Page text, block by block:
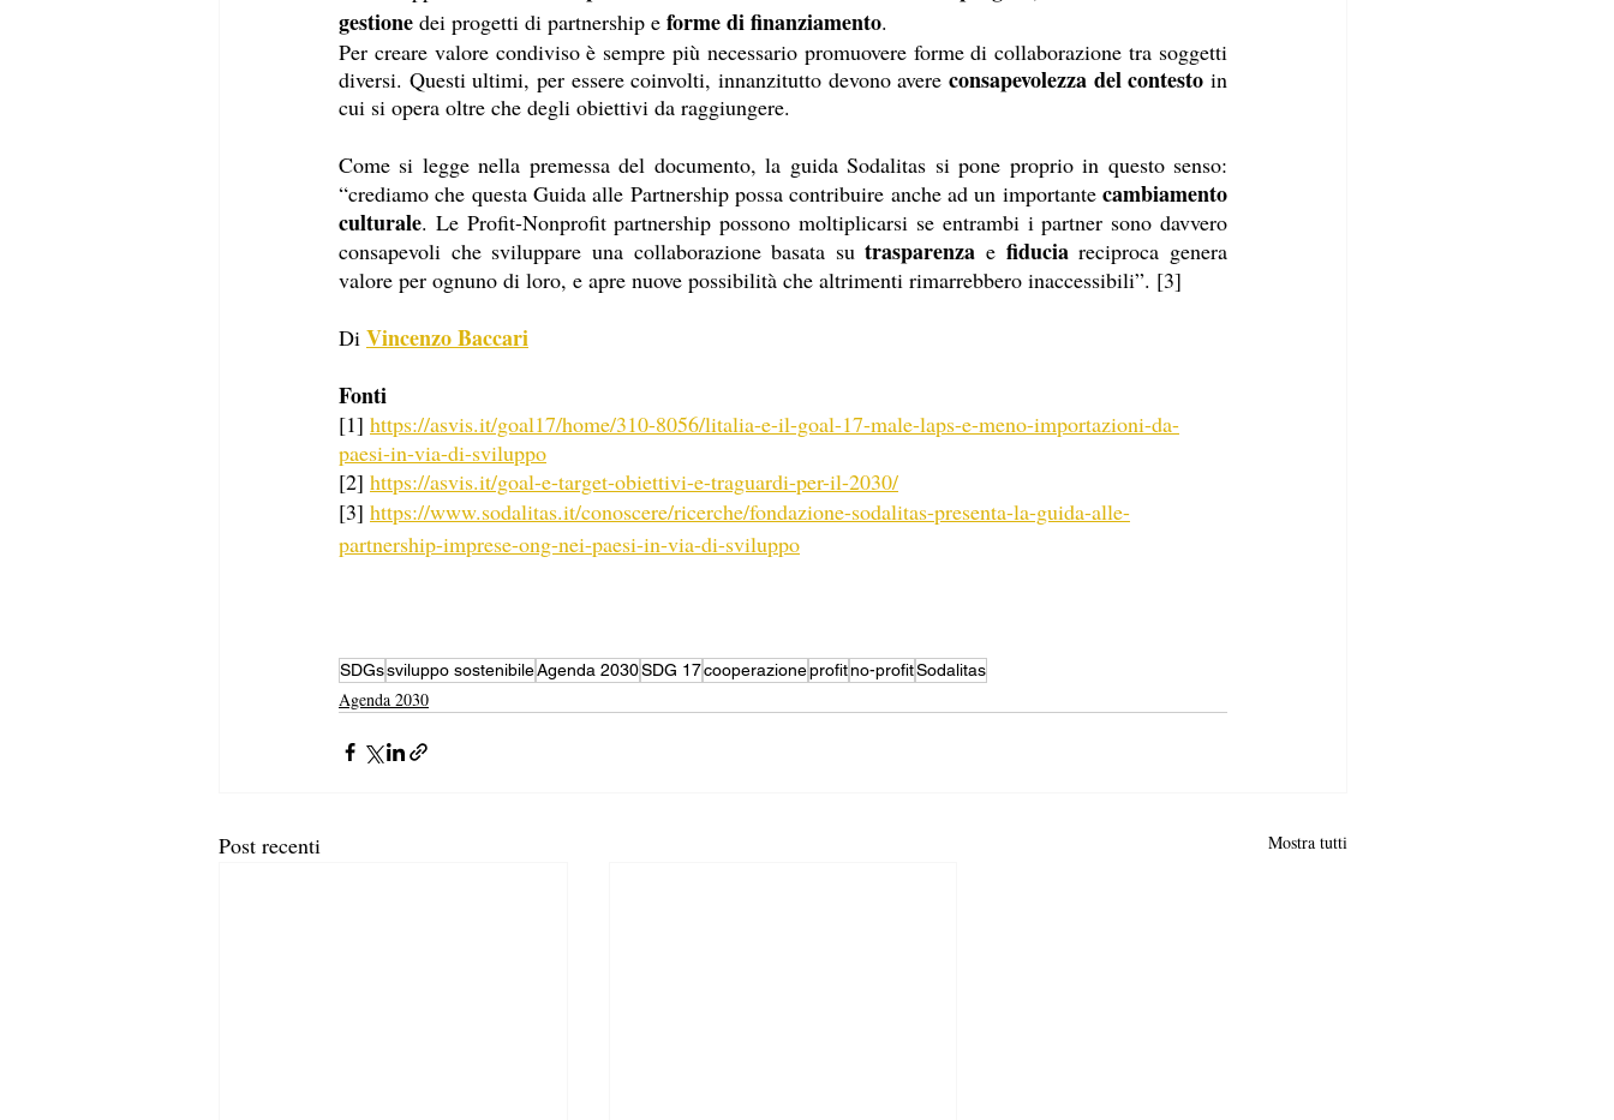
gestione dei progetti di partnership e forme di finanziamento.
Per creare valore condiviso è sempre più necessario promuovere forme di collaborazione tra soggetti
diversi. Questi ultimi, per essere coinvolti, innanzitutto devono avere consapevolezza del contesto in
cui si opera oltre che degli obiettivi da raggiungere.
Come si legge nella premessa del documento, la guida Sodalitas si pone proprio in questo senso:
“crediamo che questa Guida alle Partnership possa contribuire anche ad un importante cambiamento
culturale. Le Profit-Nonprofit partnership possono moltiplicarsi se entrambi i partner sono davvero
consapevoli che sviluppare una collaborazione basata su trasparenza e fiducia reciproca genera
valore per ognuno di loro, e apre nuove possibilità che altrimenti rimarrebbero inaccessibili”. [3]
Di Vincenzo Baccari
Fonti
[1] https://asvis.it/goal17/home/310-8056/litalia-e-il-goal-17-male-laps-e-meno-importazioni-da-
paesi-in-via-di-sviluppo
[2] https://asvis.it/goal-e-target-obiettivi-e-traguardi-per-il-2030/
[3] https://www.sodalitas.it/conoscere/ricerche/fondazione-sodalitas-presenta-la-guida-alle-
partnership-imprese-ong-nei-paesi-in-via-di-sviluppo
SDGssviluppo sostenibileAgenda 2030SDG 17cooperazioneprofitno-profitSodalitas
Agenda 2030
Post recenti Mostra tutti